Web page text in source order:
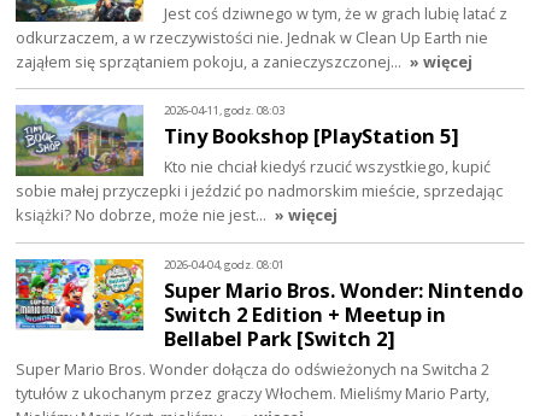
Jest coś dziwnego w tym, że w grach lubię latać z
odkurzaczem, a w rzeczywistości nie. Jednak w Clean Up Earth nie
zająłem się sprzątaniem pokoju, a zanieczyszczonej… » więcej
2026-04-11, godz. 08:03
Tiny Bookshop [PlayStation 5]
Kto nie chciał kiedyś rzucić wszystkiego, kupić
sobie małej przyczepki i jeździć po nadmorskim mieście, sprzedając
książki? No dobrze, może nie jest… » więcej
2026-04-04, godz. 08:01
Super Mario Bros. Wonder: Nintendo
Switch 2 Edition + Meetup in
Bellabel Park [Switch 2]
Super Mario Bros. Wonder dołącza do odświeżonych na Switcha 2
tytułów z ukochanym przez graczy Włochem. Mieliśmy Mario Party,